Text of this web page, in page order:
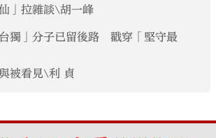
」拉雜談\胡一峰
獨」分子已留後路 戳穿「堅守最
被看見\利 貞